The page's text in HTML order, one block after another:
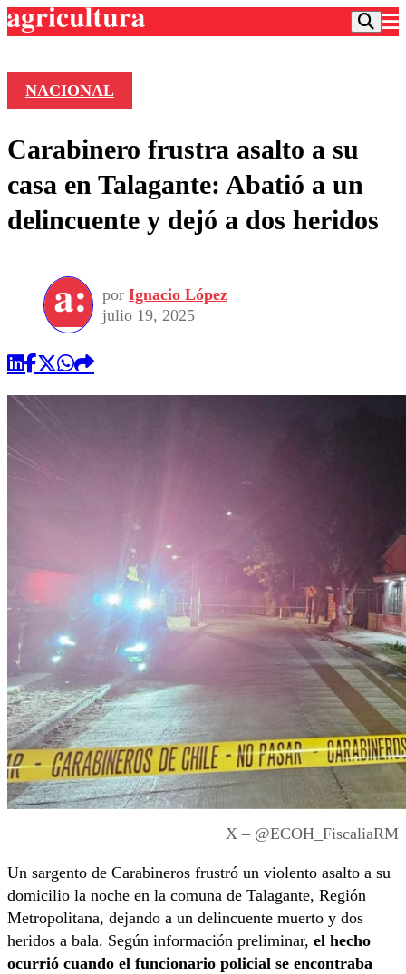
Frecuencias
Agricultura TV
Deportes
Colo Colo
Seleccion Chilena
Torneo Internacional
Universidad de Chile
Entretención
Economía
Internacional
Sustentabilidad
Publicaciones en medios
Opinión
NACIONAL
Carabinero frustra asalto a su
casa en Talagante: Abatió a un
delincuente y dejó a dos heridos
por Ignacio López
julio 19, 2025
X – @ECOH_FiscaliaRM
Un sargento de Carabineros frustró un violento asalto a su
domicilio la noche en la comuna de Talagante, Región
Metropolitana, dejando a un delincuente muerto y dos
heridos a bala. Según información preliminar, el hecho
ocurrió cuando el funcionario policial se encontraba